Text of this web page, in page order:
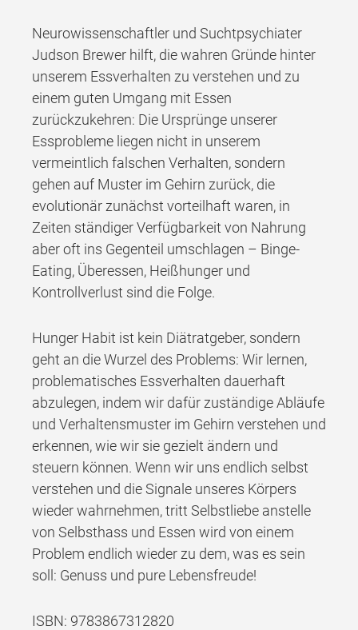
Neurowissenschaftler und Suchtpsychiater
Judson Brewer hilft, die wahren Gründe hinter
unserem Essverhalten zu verstehen und zu
einem guten Umgang mit Essen
zurückzukehren: Die Ursprünge unserer
Essprobleme liegen nicht in unserem
vermeintlich falschen Verhalten, sondern
gehen auf Muster im Gehirn zurück, die
evolutionär zunächst vorteilhaft waren, in
Zeiten ständiger Verfügbarkeit von Nahrung
aber oft ins Gegenteil umschlagen – Binge-
Eating, Überessen, Heißhunger und
Kontrollverlust sind die Folge.
Hunger Habit ist kein Diätratgeber, sondern
geht an die Wurzel des Problems: Wir lernen,
problematisches Essverhalten dauerhaft
abzulegen, indem wir dafür zuständige Abläufe
und Verhaltensmuster im Gehirn verstehen und
erkennen, wie wir sie gezielt ändern und
steuern können. Wenn wir uns endlich selbst
verstehen und die Signale unseres Körpers
wieder wahrnehmen, tritt Selbstliebe anstelle
von Selbsthass und Essen wird von einem
Problem endlich wieder zu dem, was es sein
soll: Genuss und pure Lebensfreude!
ISBN: 9783867312820